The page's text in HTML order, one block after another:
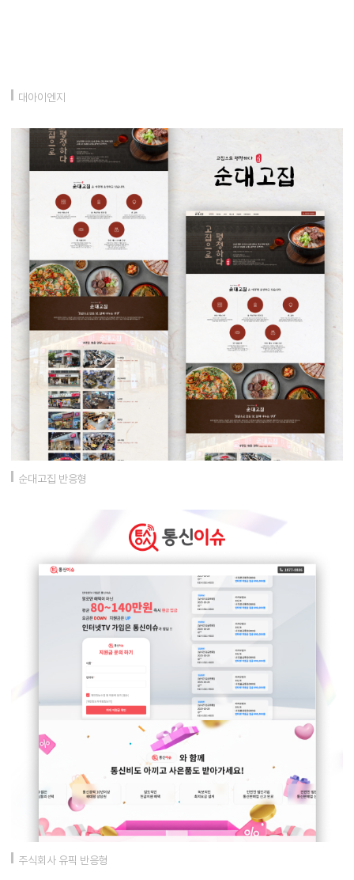
대아이엔지
순대고집 반응형
주식회사 유픽 반응형